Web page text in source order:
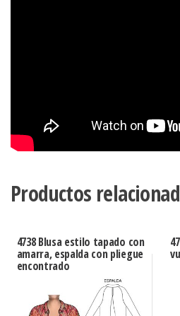
Productos
4738 Blusa estilo tapado con
amarra, espalda con pliegue
encontrado